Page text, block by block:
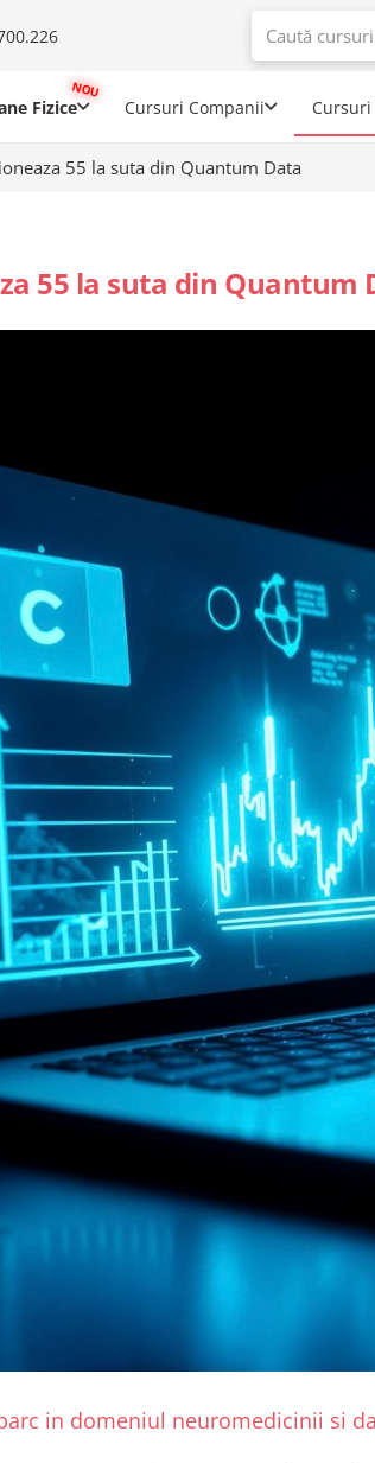
Fizice Cursuri Companii
55 la suta din Quantum Data
55 la suta din Quantum
in domeniul neuromedicinii si